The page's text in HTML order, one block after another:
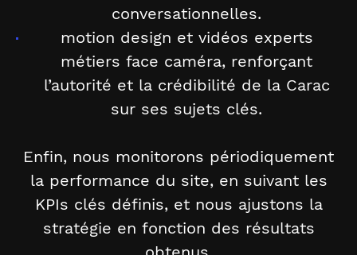
conversationnelles.
motion design et vidéos experts
métiers face caméra, renforçant
l’autorité et la crédibilité de la Carac
sur ses sujets clés.
Enfin, nous monitorons périodiquement
la performance du site, en suivant les
KPIs clés définis, et nous ajustons la
stratégie en fonction des résultats